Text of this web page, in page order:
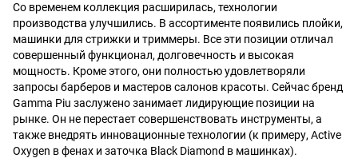
Со временем коллекция расширилась, технологии
производства улучшились. В ассортименте появились плойки,
машинки для стрижки и триммеры. Все эти позиции отличал
совершенный функционал, долговечность и высокая
мощность. Кроме этого, они полностью удовлетворяли
запросы барберов и мастеров салонов красоты. Сейчас бренд
Gamma Piu заслужено занимает лидирующие позиции на
рынке. Он не перестает совершенствовать инструменты, а
также внедрять инновационные технологии (к примеру, Active
Oxygen в фенах и заточка Black Diamond в машинках).